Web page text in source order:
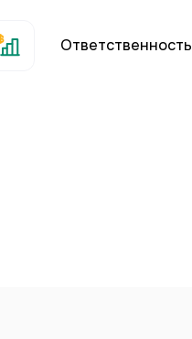
Ответственность